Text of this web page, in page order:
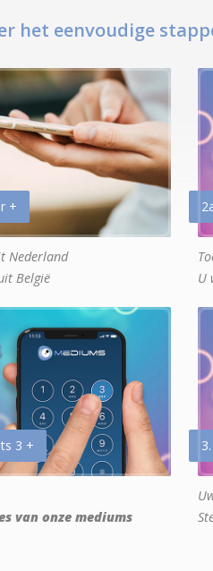
het eenvoudige
+
Nederland
België
U
3 +
van onze mediums